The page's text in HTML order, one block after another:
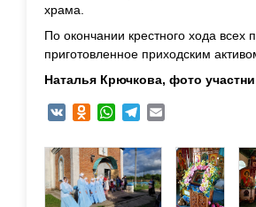
храма.
По окончании крестного хода
приготовленное приходским
Наталья Крючкова, фото
VK Odnoklassniki
WhatsAppTelegram